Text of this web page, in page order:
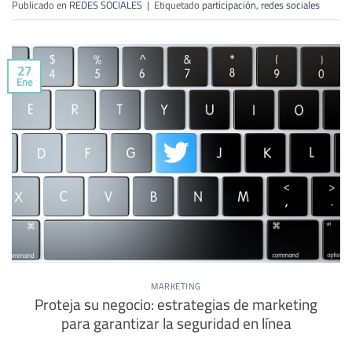
Publicado en REDES SOCIALES | Etiquetado participación, redes sociales
27
Ene
MARKETING
Proteja su negocio: estrategias de marketing
para garantizar la seguridad en línea